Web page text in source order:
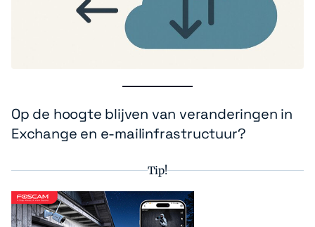
Op de hoogte blijven van veranderingen in
Exchange en e-mailinfrastructuur?
Tip!